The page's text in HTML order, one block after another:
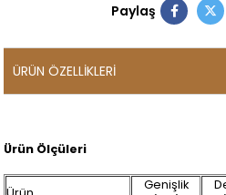
Paylaş
ÜRÜN ÖZELLIKLERI
Ürün Ölçüleri
Genişlik